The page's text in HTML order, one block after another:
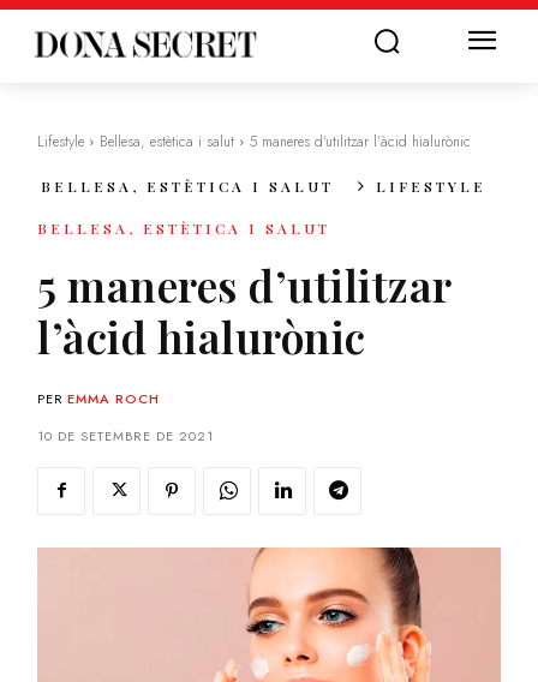
Lifestyle Bellesa, estètica i salut 5 maneres d'utilitzar l'àcid hialurònic
BELLESA, ESTÈTICA I SALUT LIFESTYLE
BELLESA, ESTÈTICA I SALUT
5 maneres d’utilitzar
l’àcid hialurònic
PER EMMA ROCH
10 DE SETEMBRE DE 2021